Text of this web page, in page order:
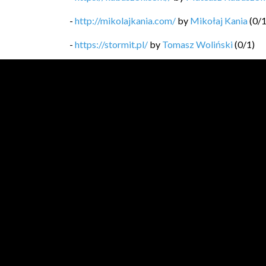
- http://mikolajkania.com/ by Mikołaj Kania(0/1
- https://stormit.pl/ by Tomasz Woliński(0/1)